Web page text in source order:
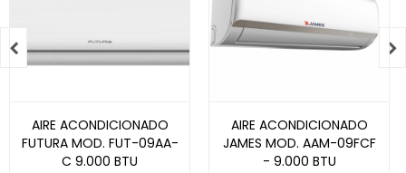
AIRE ACONDICIONADO
FUTURA MOD. FUT-09AA-
C 9.000 BTU
AIRE ACONDICIONADO
JAMES MOD. AAM-09FCF
- 9.000 BTU
 